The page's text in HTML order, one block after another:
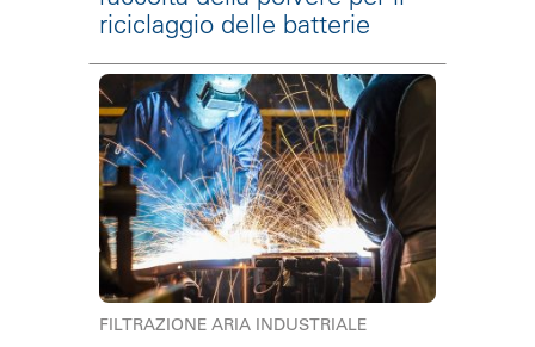
riciclaggio delle batterie
FILTRAZIONE ARIA INDUSTRIALE